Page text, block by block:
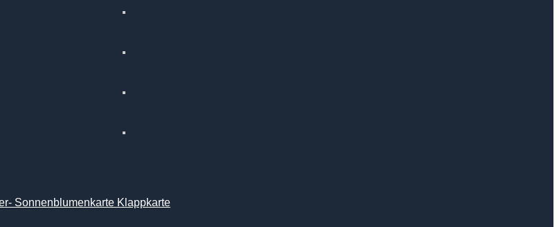
Sonnenblumenkarte Klappkarte